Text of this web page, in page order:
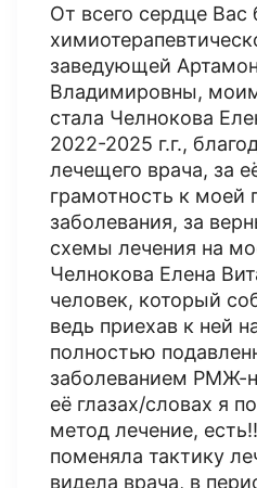
От всего сердце Вас
заведующей
Владимировны,
стала Челнокова
2022-2025 г.г.,
лечещего врача, за
грамотность к моей
заболевания, за
схемы лечения на
Челнокова Елена
человек, который
ведь приехав к ней
полностью
заболеванием РМЖ-
её глазах/словах я
метод лечение,
поменяла тактику
видела врача, в